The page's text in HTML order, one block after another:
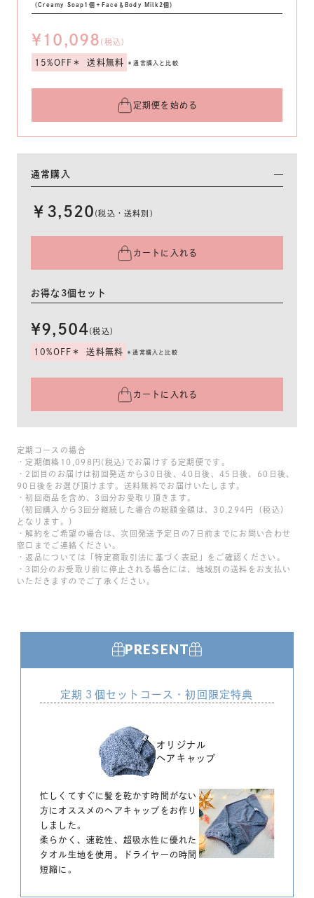
（Creamy Soap1個＋Face＆Body Milk2個）
¥10,098 (税込)
15%OFF＊ 送料無料 ＊通常購入と比較
定期便を始める
通常購入
￥3,520 (税込・送料別)
カートに入れる
お得な3個セット
¥9,504(税込)
10%OFF＊ 送料無料 ＊通常購入と比較
カートに入れる
定期コースの場合
・定期価格10,098円(税込)でお届けする定期便です。
・2回目のお届けは初回発送から30日後、40日後、45日後、60日後、
90日後をお選び頂けます。送料無料でお届けいたします。
・初回商品を含め、3回分お受取り頂きます。
（初回購入から3回分継続した場合の総額金額は、30,294円（税込）
となります。）
・解約をご希望の場合は、次回発送予定日の7日前までにお問い合わせ
窓口までご連絡ください。
・返品については「特定商取引法に基づく表記」をご確認ください。
・3回分のお受取り前に停止される場合には、地域別の送料をお支払い
いただきますのでご了承ください。
PRESENT
定期３個セットコース・初回限定特典
オリジナル
ヘアキャップ
忙しくてすぐに髪を乾かす時間がない
方にオススメのヘアキャップをお作り
しました。
柔らかく、速乾性、超吸水性に優れた
タオル生地を使用。ドライヤーの時間
短縮に。